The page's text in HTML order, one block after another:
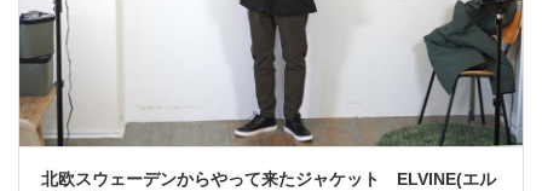
北欧スウェーデンからやって来たジャケット ELVINE(エル